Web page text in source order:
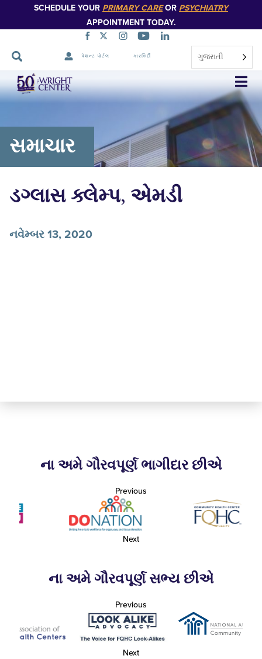
SCHEDULE YOUR PRIMARY CAREOR PSYCHIATRY
APPOINTMENT TODAY.
પેશન્ટ પોર્ટલ કારકિર્દી ગુજરાતી
નેવિગેશન
છોડો
સમાચાર
ડગ્લાસ ક્લેમ્પ, એમડી
નવેમ્બર 13, 2020
ના અમે ગૌરવપૂર્ણ ભાગીદાર છીએ
Previous
Next
ના અમે ગૌરવપૂર્ણ સભ્ય છીએ
Previous
Next